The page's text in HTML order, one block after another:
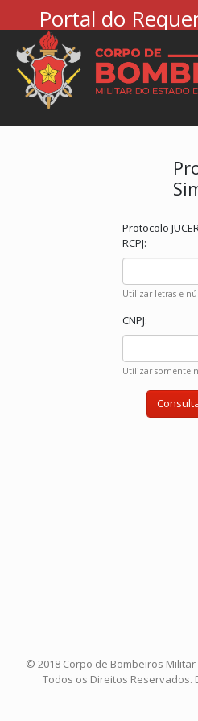
Portal do
Protocolo
RCPJ:
Utilizar letras e
CNPJ:
Utilizar somente
© 2018 Corpo de Bombeiros
Todos os Direitos Reservados.